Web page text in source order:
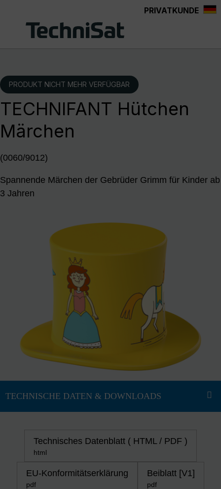
PRIVATKUNDE
PRODUKT NICHT MEHR VERFÜGBAR
TECHNIFANT Hütchen
Märchen
(0060/9012)
Spannende Märchen der Gebrüder Grimm für Kinder ab
3 Jahren
Technisches Datenblatt ( HTML / PDF )
html
EU-Konformitätserklärung
pdf
Beiblatt [V1]
pdf